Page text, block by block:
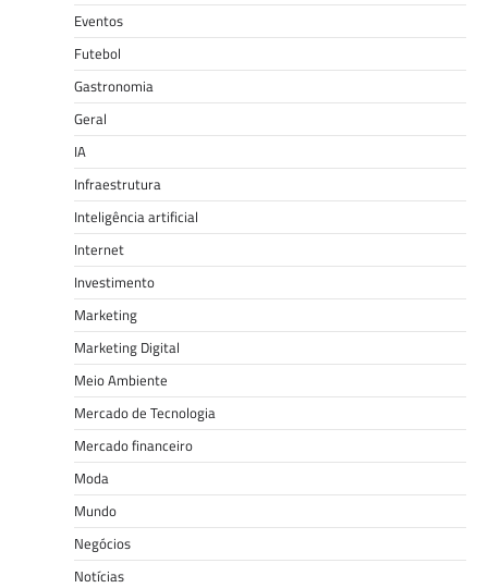
Eventos
Futebol
Gastronomia
Geral
IA
Infraestrutura
Inteligência artificial
Internet
Investimento
Marketing
Marketing Digital
Meio Ambiente
Mercado de Tecnologia
Mercado financeiro
Moda
Mundo
Negócios
Notícias